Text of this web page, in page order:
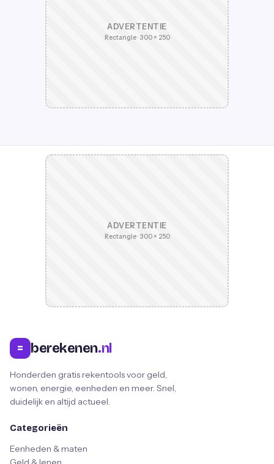
ADVERTENTIE
Rectangle · 300 × 250
ADVERTENTIE
Rectangle · 300 × 250
= berekenen.nl
Honderden gratis rekentools voor geld,
wonen, energie, eenheden en meer. Snel,
duidelijk en altijd actueel.
Categorieën
Eenheden & maten